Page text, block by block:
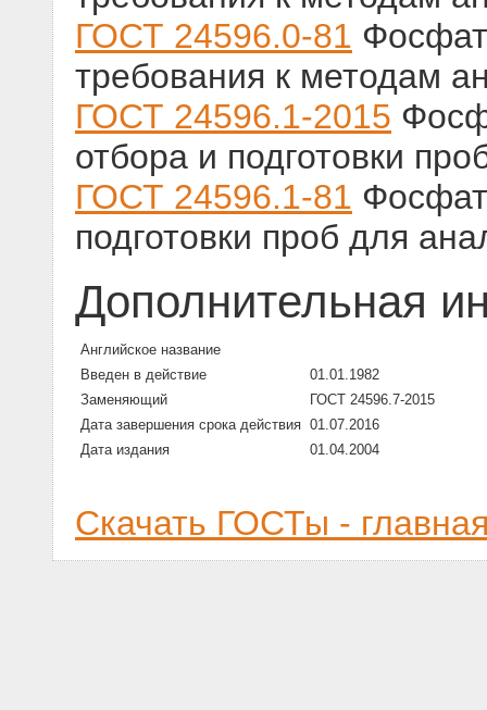
ГОСТ 24596.0-81
требования к методам
ГОСТ 24596.1-2015
отбора и подготовки
ГОСТ 24596.1-81
подготовки проб для
Дополнительная
Английское название
Введен в действие
01.01.1982
Заменяющий
ГОСТ 24596.7-2015
Дата завершения срока действия 01.07.2016
Дата издания
01.04.2004
Скачать ГОСТы -